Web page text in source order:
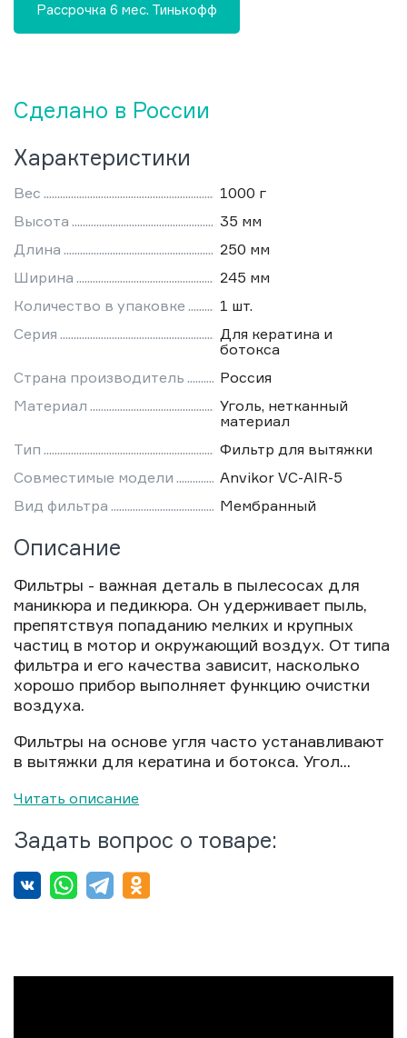
Сделано в России
Характеристики
Вес
1000 г
Высота
35 мм
Длина
250 мм
Ширина
245 мм
Количество в упаковке
1 шт.
Серия
Для кератина и
ботокса
Страна производитель
Россия
Материал
Уголь, нетканный
материал
Тип
Фильтр для вытяжки
Совместимые модели
Anvikor VC-AIR-5
Вид фильтра
Мембранный
Описание
Фильтры - важная деталь в пылесосах для
маникюра и педикюра. Он удерживает пыль,
препятствуя попаданию мелких и крупных
частиц в мотор и окружающий воздух. От типа
фильтра и его качества зависит, насколько
хорошо прибор выполняет функцию очистки
воздуха.
Фильтры на основе угля часто устанавливают
в вытяжки для кератина и ботокса. Угол...
Читать описание
Задать вопрос о товаре:
Рассрочка 6 мес. Тинькофф